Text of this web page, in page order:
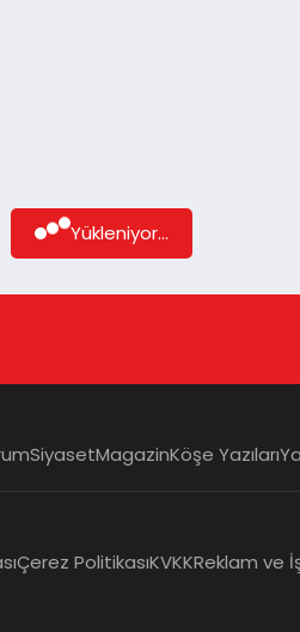
Yükleniyor...
SiyasetMagazinKöşe Yazıları
Çerez PolitikasıKVKKReklam ve